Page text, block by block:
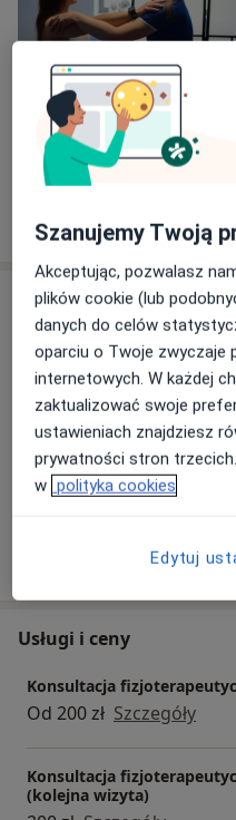
Zobacz galerię (16)
Aktualności
mgr Edyta Obrzut
Al. Zwycięstwa 9,
Z radością mogę
gabinet w
Pod tym adresem
pacjentów z
11/08/2024
Usługi i ceny
Konsultacja
Od 200 zł Szczegóły
Konsultacja
(kolejna wizyta)
Szanujemy Twoją
Akceptując, pozwalasz
plików cookie (lub
danych do celów
oparciu o Twoje zwyczaje
internetowych. W każdej
zaktualizować swoje
ustawieniach znajdziesz
prywatności stron
w polityka cookies
Edytuj